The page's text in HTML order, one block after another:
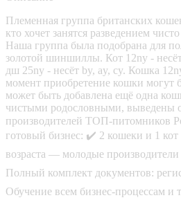
Племенная группа британских
кто хочет занятся разведением
Наша группа была подобрана для
золотой шиншиллы. Кот 12ny -
дш 25ny - несёт by, ay, cy. Кошка
момент приобретение кошки могут
может быть добавлена ещё одна
чистыми родословными, выведены
производителей ТОП-питомников
готовый бизнес: ✔️ 2 кошеки и 1 кот
возраста — молодые
Полный комплект документов:
Обучение всем бизнес-процессам и